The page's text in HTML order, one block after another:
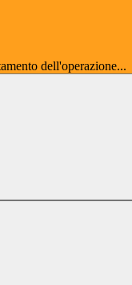
dell'operazione...